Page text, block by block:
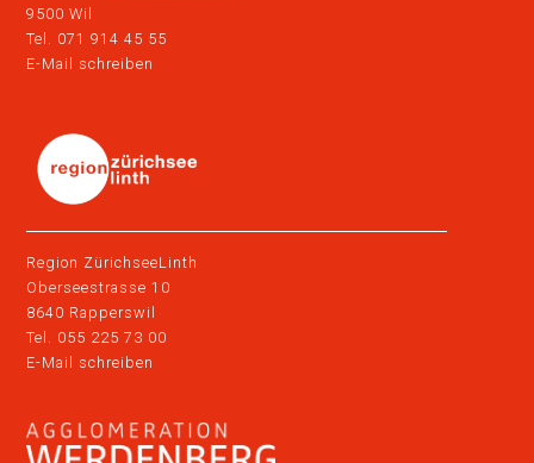
9500 Wil
Tel. 071 914 45 55
E-Mail schreiben
Region ZürichseeLinth
Oberseestrasse 10
8640 Rapperswil
Tel. 055 225 73 00
E-Mail schreiben